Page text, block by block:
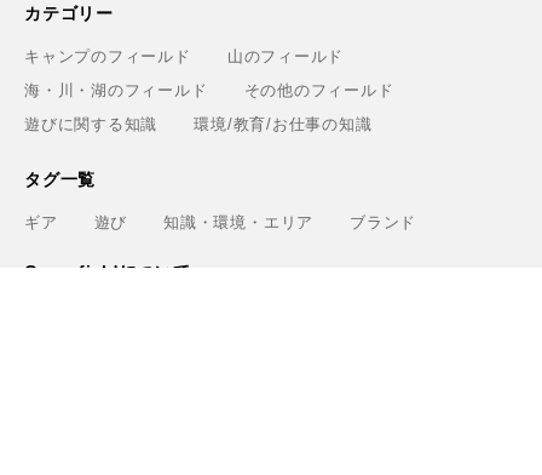
カテゴリー
キャンプのフィールド
山のフィールド
海・川・湖のフィールド
その他のフィールド
遊びに関する知識
環境/教育/お仕事の知識
タグ一覧
ギア 遊び 知識・環境・エリア ブランド
Greenfieldについて